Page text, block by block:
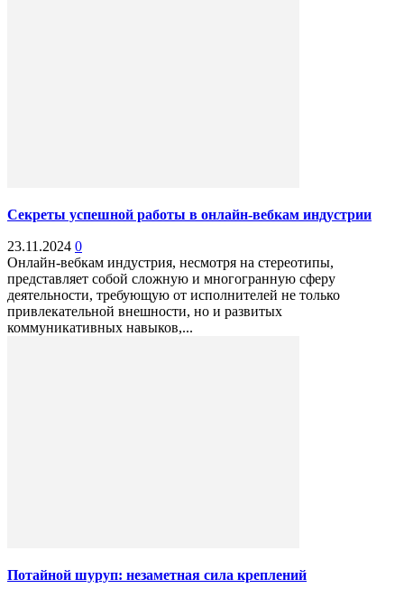
Секреты успешной работы в онлайн-вебкам индустрии
23.11.2024 0
Онлайн-вебкам индустрия, несмотря на стереотипы,
представляет собой сложную и многогранную сферу
деятельности, требующую от исполнителей не только
привлекательной внешности, но и развитых
коммуникативных навыков,...
Потайной шуруп: незаметная сила креплений